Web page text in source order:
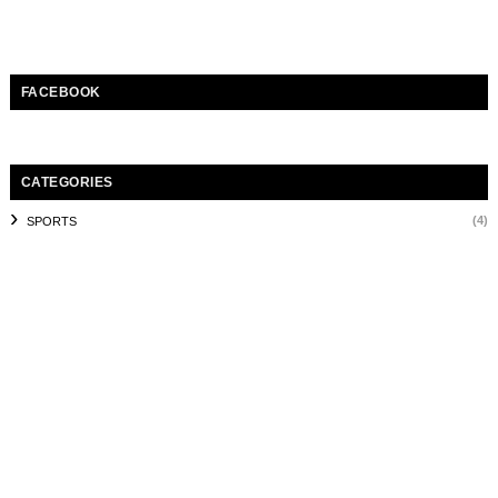
FACEBOOK
CATEGORIES
SPORTS (4)